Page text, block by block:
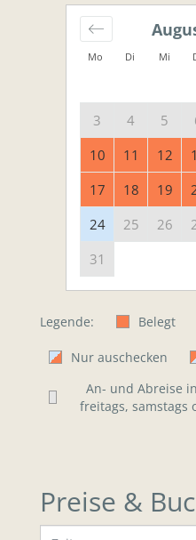
Mo Di Mi
3
4 5
10
11 12
17
18 19
24
25 26
31
Legende: Belegt
Nur auschecken
An- und Abreise
freitags, samstags
Preise &